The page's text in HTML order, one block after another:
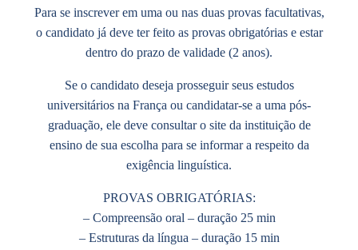
Para se inscrever em uma ou nas duas provas facultativas,
o candidato já deve ter feito as provas obrigatórias e estar
dentro do prazo de validade (2 anos).
Se o candidato deseja prosseguir seus estudos
universitários na França ou candidatar-se a uma pós-
graduação, ele deve consultar o site da instituição de
ensino de sua escolha para se informar a respeito da
exigência linguística.
PROVAS OBRIGATÓRIAS:
– Compreensão oral – duração 25 min
– Estruturas da língua – duração 15 min